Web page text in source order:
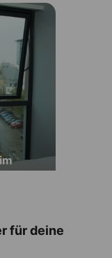
für deine